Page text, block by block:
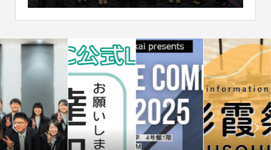
 